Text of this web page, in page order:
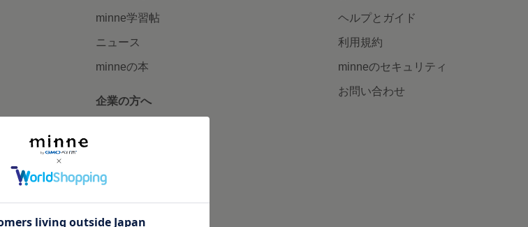
minne学習帖
ニュース
minneの本
企業の方へ
ヘルプとガイド
利用規約
minneのセキュリティ
お問い合わせ
会社概要 採用情報 メディアキット